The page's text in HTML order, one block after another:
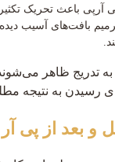
آرپی باعث تحریک
بافت‌های آسیب
به تدریج ظاهر
رسیدن به نتیجه
و بعد از پی